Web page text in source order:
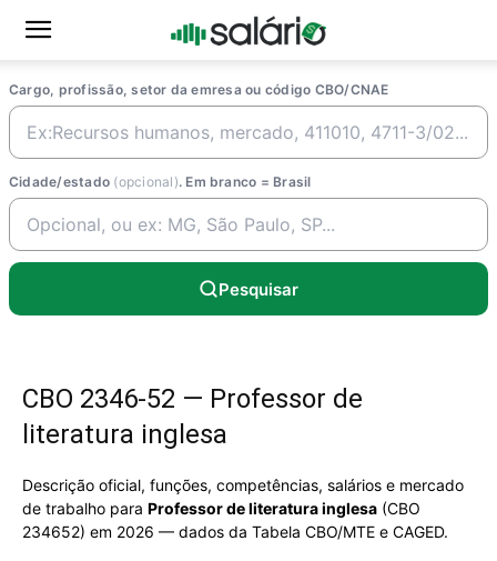
Cargo, profissão, setor da emresa ou código CBO/CNAE
Cidade/estado (opcional). Em branco = Brasil
Pesquisar
CBO 2346-52 — Professor de
literatura inglesa
Descrição oficial, funções, competências, salários e mercado
de trabalho para Professor de literatura inglesa (CBO
234652) em 2026 — dados da Tabela CBO/MTE e CAGED.